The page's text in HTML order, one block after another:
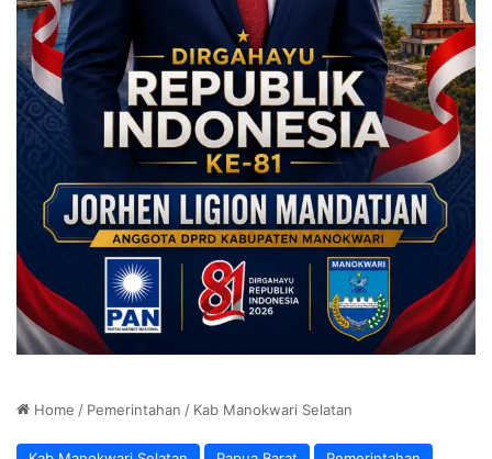
Home / Pemerintahan / Kab Manokwari Selatan